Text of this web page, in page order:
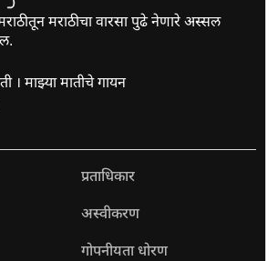
मराठीचा वारसा पुढे नेणारे अस्सल
। माझ्या मातीचे गायन
प्रताधिकार
अस्वीकरण
गोपनीयता धोरण